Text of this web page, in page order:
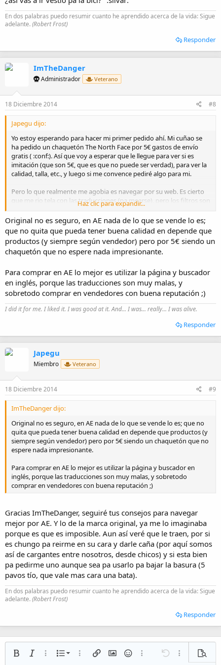
En dos palabras puedo resumir cuanto he aprendido acerca de la vida: Sigue
adelante.(Robert Frost)
Responder
ImTheDanger
Administrador Veterano
18 Diciembre 2014 #8
Japegu dijo:
Yo estoy esperando para hacer mi primer pedido ahí. Mi cuñao se
ha pedido un chaquetón The North Face por 5€ gastos de envío
gratis ( :conf:). Así que voy a esperar que le llegue para ver si es
imitación (que son 5€, que es que no puede ser verdad), para ver la
calidad, talla, etc., y luego si me convence pediré algo para mi.
Pero lo que realmente me agobia es navegar por su web. Es cierto
que me rio tela con las traducciones (pa mearse), pero los filtros son
un cachondeo. Primero que cuando buscas algo salen 500.000
entradas, pero bueno para eso están los filtros. Y ahí es donde viene
lo mejor. Por ejemplo, pongo "sandalias/color negro", y la primera
que me sale es rosa, u hoy mismo que también me he meao (haced
la prueba), pongo "deporte/ciclismo/camisetas/ordenar por
precio"...y me salen un montón de tías en lencería :meparto:, que
mu wenas oye, hasta que me ha dicho mi mujer "killo, ¿así vas a ir
vestío pa la bici?" :silvar:
Haz clic para expandir...
Original no es seguro, en AE nada de lo que se vende lo es;
que no quita que pueda tener buena calidad en depende que
productos (y siempre según vendedor) pero por 5€ siendo un
chaquetón que no espere nada impresionante.
Para comprar en AE lo mejor es utilizar la página y buscador
en inglés, porque las traducciones son muy malas, y
sobretodo comprar en vendedores con buena reputación ;)
I did it for me. I liked it. I was good at it. And... I was... really... I was alive.
Responder
Japegu
Miembro Veterano
18 Diciembre 2014 #9
ImTheDanger dijo:
Original no es seguro, en AE nada de lo que se vende lo es; que no
quita que pueda tener buena calidad en depende que productos (y
siempre según vendedor) pero por 5€ siendo un chaquetón que no
espere nada impresionante.
Para comprar en AE lo mejor es utilizar la página y buscador en
inglés, porque las traducciones son muy malas, y sobretodo
comprar en vendedores con buena reputación ;)
Gracias ImTheDanger, seguiré tus consejos para navegar
mejor por AE. Y lo de la marca original, ya me lo imaginaba
porque es que es imposible. Aun así veré que le traen, por si
es chungo pa reirme en su cara y darle caña (por aquí somos
así de cargantes entre nosotros, desde chicos) y si esta bien
pa pedirme uno aunque sea pa usarlo pa bajar la basura (5
pavos tío, que vale mas cara una bata).
En dos palabras puedo resumir cuanto he aprendido acerca de la vida: Sigue
adelante.(Robert Frost)
Responder
NegritaCursivaMás opciones…
Lista
Lista numerada
Más opciones…
Insertar enlace
Insertar imagen
EmoticonosMás opciones…
Deshacer
Más
Vista